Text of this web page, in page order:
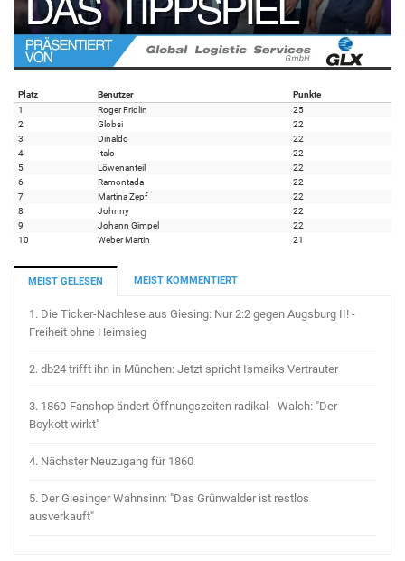
Platz Benutzer
Punkte
1
Roger Fridlin
25
2
Globsi
22
3
Dinaldo
22
4
Italo
22
5
Löwenanteil
22
6
Ramontada
22
7
Martina Zepf
22
8
Johnny
22
9
Johann Gimpel
22
10
Weber Martin 21
MEIST GELESEN MEIST KOMMENTIERT
1. Die Ticker-Nachlese aus Giesing: Nur 2:2 gegen Augsburg II! -
Freiheit ohne Heimsieg
2. db24 trifft ihn in München: Jetzt spricht Ismaiks Vertrauter
3. 1860-Fanshop ändert Öffnungszeiten radikal - Walch: "Der
Boykott wirkt"
4. Nächster Neuzugang für 1860
5. Der Giesinger Wahnsinn: "Das Grünwalder ist restlos
ausverkauft"